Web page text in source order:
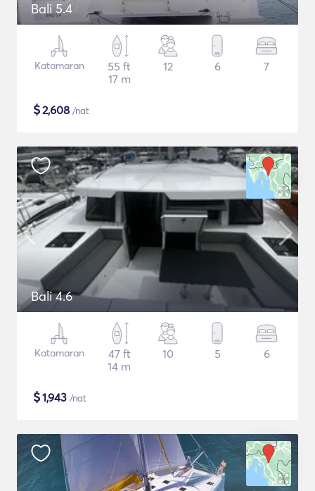
Bali 5.4
Katamaran
55 ft
17 m
12 6 7
$2,608 /nat
Bali 4.6
Katamaran
47 ft
14 m
10 5 6
$1,943 /nat